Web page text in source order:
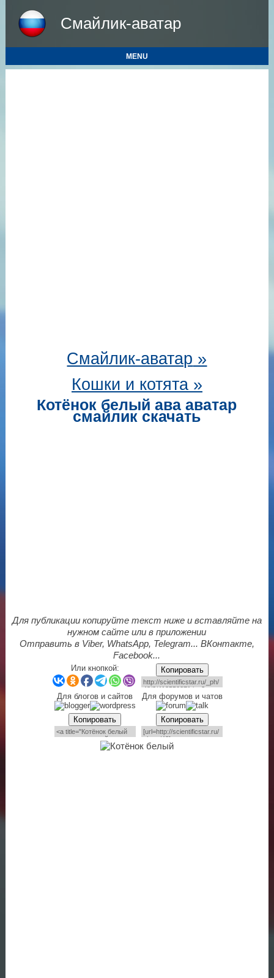
Смайлик-аватар
MENU
Смайлик-аватар »
Кошки и котята »
Котёнок белый ава аватар
смайлик скачать
Для публикации копируйте текст ниже и вставляйте на
нужном сайте или в приложении
Отправить в Viber, WhatsApp, Telegram... ВКонтакте,
Facebook...
Или кнопкой: Копировать
Для блогов и сайтов Для форумов и чатов
Копировать Копировать